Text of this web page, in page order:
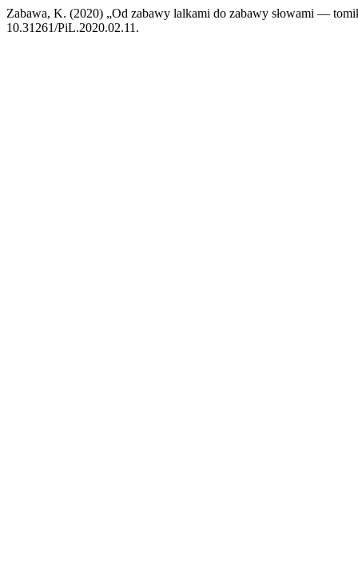
Zabawa, K. (2020) „Od zabawy lalkami do zabawy słowami —
10.31261/PiL.2020.02.11.